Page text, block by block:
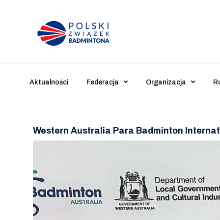
Main Navigation
Aktualności Federacja Organizacja
Western Australia Para Badminton